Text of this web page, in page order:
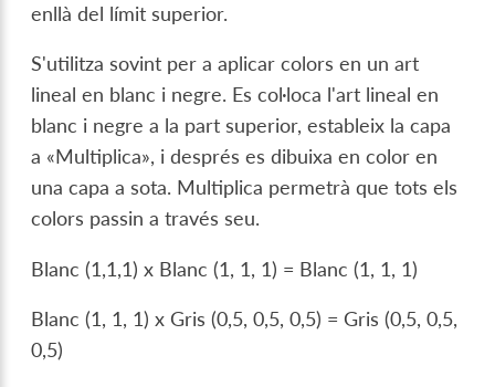
enllà del límit superior.
S'utilitza sovint per a aplicar colors en un art
lineal en blanc i negre. Es col·loca l'art lineal en
blanc i negre a la part superior, estableix la capa
a «Multiplica», i després es dibuixa en color en
una capa a sota. Multiplica permetrà que tots els
colors passin a través seu.
Blanc (1,1,1) x Blanc (1, 1, 1) = Blanc (1, 1, 1)
Blanc (1, 1, 1) x Gris (0,5, 0,5, 0,5) = Gris (0,5, 0,5,
0,5)